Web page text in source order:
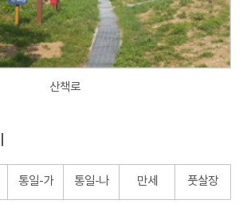
산책로
통일-가 통일-나 만세 풋살장